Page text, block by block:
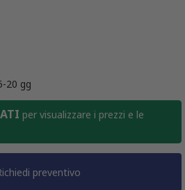
20 gg
per visualizzare i prezzi e le
preventivo